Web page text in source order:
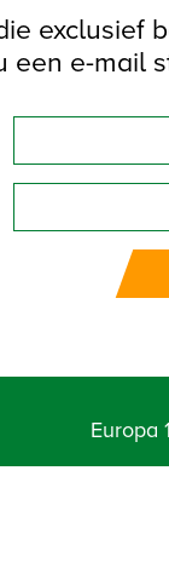
exclusief
e-mail
Europa